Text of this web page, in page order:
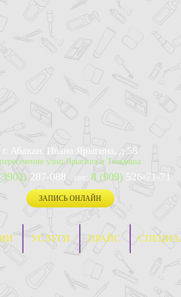
г. Абакан, Ивана Ярыгина, д.58
пересечение улиц Ярыгина и Тельмана
287-088 сот: 8 (909) 526-71-71
ЗАПИСЬ ОНЛАЙН
УСЛУГИ ПРАЙС